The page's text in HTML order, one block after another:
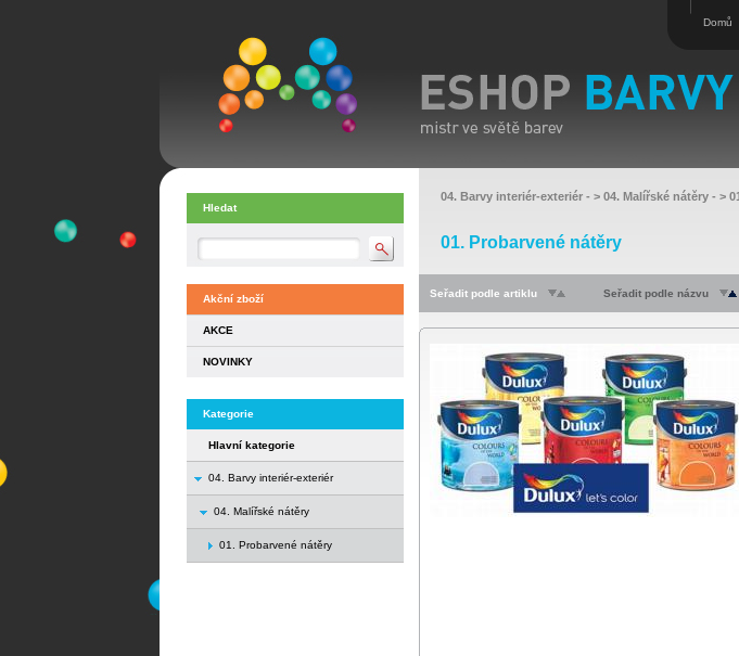
Domů
Hledat
Akční zboží
AKCE
NOVINKY
Kategorie
Hlavní kategorie
04. Barvy interiér-exteriér
04. Malířské nátěry
01. Probarvené nátěry
04. Barvy interiér-exteriér - > 04. Malířské nátěry - >
01. Probarvené nátěry
Seřadit podle artiklu Seřadit podle názvu